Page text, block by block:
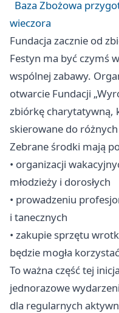
Baza Zbożowa
wieczora
Fundacja zacznie od
Festyn ma być czymś
wspólnej zabawy.
otwarcie Fundacji
zbiórkę charytatywną,
skierowane do
Zebrane środki mają
• organizacji
młodzieży i dorosłych
• prowadzeniu
i tanecznych
• zakupie sprzętu
będzie mogła
To ważna część tej
jednorazowe
dla regularnych